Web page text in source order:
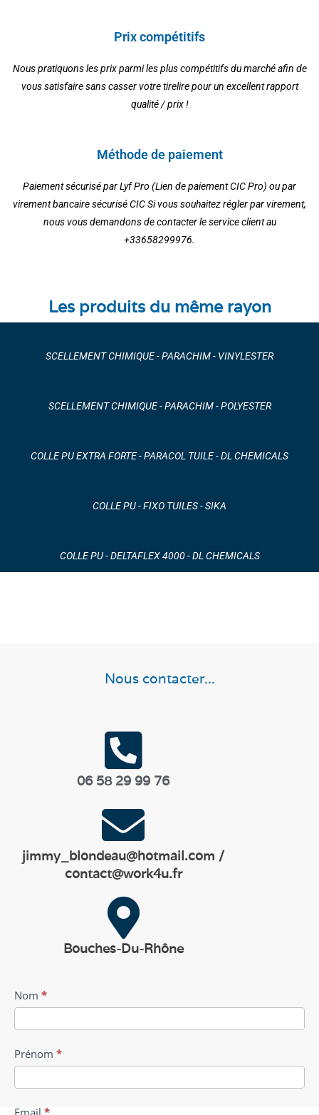
Prix compétitifs
Nous pratiquons les prix parmi les plus compétitifs du marché afin de
vous satisfaire sans casser votre tirelire pour un excellent rapport
qualité / prix !
Méthode de paiement
Paiement sécurisé par Lyf Pro (Lien de paiement CIC Pro) ou par
virement bancaire sécurisé CIC Si vous souhaitez régler par virement,
nous vous demandons de contacter le service client au
+33658299976.
Les produits du même rayon
SCELLEMENT CHIMIQUE - PARACHIM - VINYLESTER
SCELLEMENT CHIMIQUE - PARACHIM - POLYESTER
COLLE PU EXTRA FORTE - PARACOL TUILE - DL CHEMICALS
COLLE PU - FIXO TUILES - SIKA
COLLE PU - DELTAFLEX 4000 - DL CHEMICALS
Nous contacter...
06 58 29 99 76
jimmy_blondeau@hotmail.com /
contact@work4u.fr
Bouches-Du-Rhône
Formulaire
contact
Nom *
Prénom *
Email *